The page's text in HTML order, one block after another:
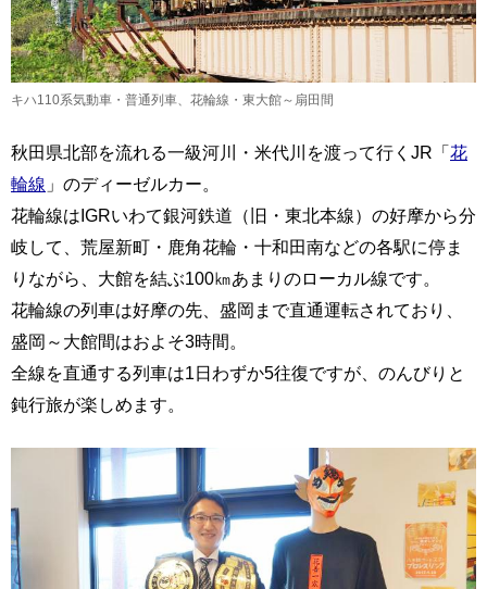
キハ110系気動車・普通列車、花輪線・東大館～扇田間
秋田県北部を流れる一級河川・米代川を渡って行くJR「花
輪線 」のディーゼルカー。
花輪線はIGRいわて銀河鉄道（旧・東北本線）の好摩から分
岐して、荒屋新町・鹿角花輪・十和田南などの各駅に停ま
りながら、大館を結ぶ100㎞あまりのローカル線です。
花輪線の列車は好摩の先、盛岡まで直通運転されており、
盛岡～大館間はおよそ3時間。
全線を直通する列車は1日わずか5往復ですが、のんびりと
鈍行旅が楽しめます。